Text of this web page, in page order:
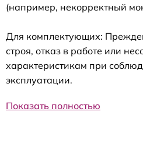
(например, некорректный
Для комплектующих:
строя, отказ в работе или
характеристикам при
эксплуатации.
Показать полностью